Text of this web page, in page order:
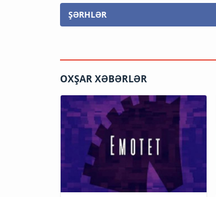
ŞƏRHLƏR
OXŞAR XƏBƏRLƏR